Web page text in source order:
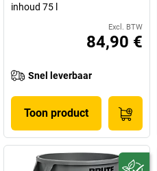
inhoud 75 l
Excl. BTW
84,90 €
Snel leverbaar
Toon product